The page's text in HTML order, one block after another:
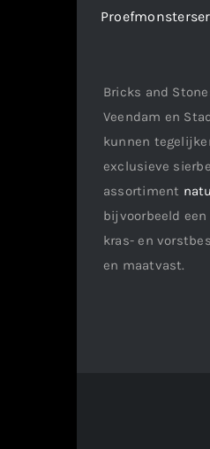
Bricks and
Veendam en
kunnen
exclusieve
assortiment
bijvoorbeeld
kras- en
en maatvast.